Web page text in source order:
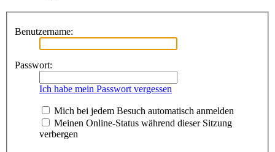
Benutzername:
Passwort:
Ich habe mein Passwort vergessen
Mich bei jedem Besuch automatisch anmelden
Meinen Online-Status während dieser Sitzung
verbergen